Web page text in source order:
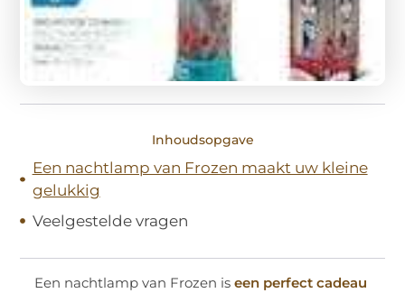
Inhoudsopgave
Een nachtlamp van Frozen maakt uw kleine
gelukkig
Veelgestelde vragen
Een nachtlamp van Frozen iseen perfect cadeau